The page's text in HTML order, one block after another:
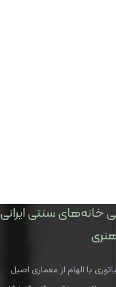
خانه‌های سنتی ایرانی
با الهام از معماری اصیل